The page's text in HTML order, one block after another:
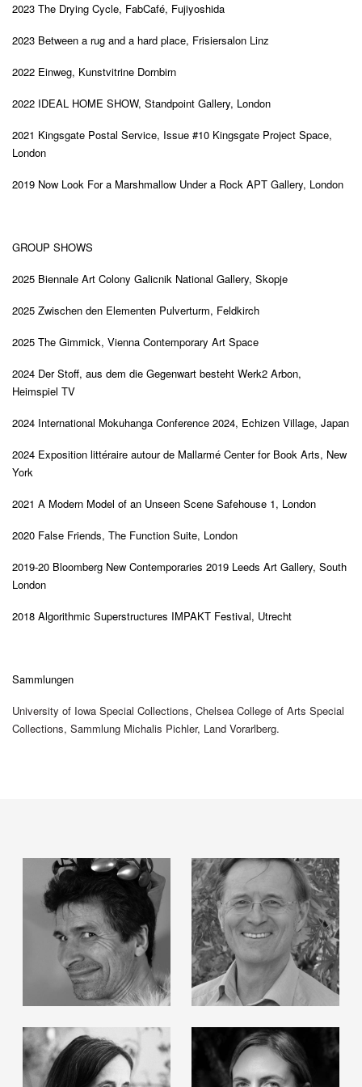
2023 The Drying Cycle, FabCafé, Fujiyoshida
2023 Between a rug and a hard place, Frisiersalon Linz
2022 Einweg, Kunstvitrine Dornbirn
2022 IDEAL HOME SHOW, Standpoint Gallery, London
2021 Kingsgate Postal Service, Issue #10 Kingsgate Project Space,
London
2019 Now Look For a Marshmallow Under a Rock APT Gallery, London
GROUP SHOWS
2025 Biennale Art Colony Galicnik National Gallery, Skopje
2025 Zwischen den Elementen Pulverturm, Feldkirch
2025 The Gimmick, Vienna Contemporary Art Space
2024 Der Stoff, aus dem die Gegenwart besteht Werk2 Arbon,
Heimspiel TV
2024 International Mokuhanga Conference 2024, Echizen Village, Japan
2024 Exposition littéraire autour de Mallarmé Center for Book Arts, New
York
2021 A Modern Model of an Unseen Scene Safehouse 1, London
2020 False Friends, The Function Suite, London
2019-20 Bloomberg New Contemporaries 2019 Leeds Art Gallery, South
London
2018 Algorithmic Superstructures IMPAKT Festival, Utrecht
Sammlungen
University of Iowa Special Collections, Chelsea College of Arts Special
Collections, Sammlung Michalis Pichler, Land Vorarlberg.
Götz Bury Roland Haas